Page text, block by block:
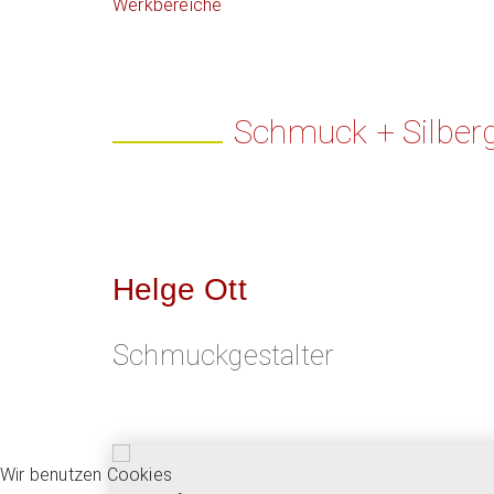
Werkbereiche
Schmuck +
Helge Ott
Schmuckgestalter
Wir benutzen Cookies